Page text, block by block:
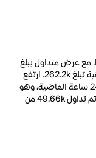
السعر الحالي لـ StaFi هو WIF 0.01288 لكل FIS. مع عرض متداول يبلغ
142.0M FIS، فإن هذا يعني أن قيمة StaFi السوقية تبلغ 262.2k. ارتفع
حجم تداول StaFi بمقدار USD 6.243k خلال الـ 24 ساعة الماضية، وهو
ما يمثل ارتفاع بنسبة 12.57%. بالإضافة إلى ذلك، تم تداول 49.66k من